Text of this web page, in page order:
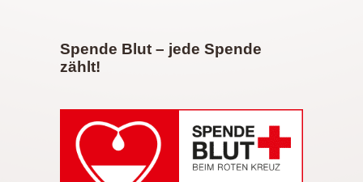
Spende Blut – jede Spende
zählt!